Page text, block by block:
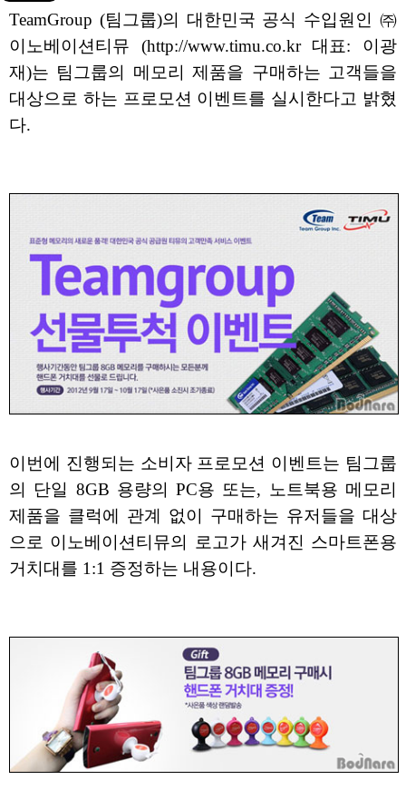
TeamGroup (팀그룹)의 대한민국 공식 수입원인 ㈜
이노베이션티뮤 (http://www.timu.co.kr 대표: 이광
재)는 팀그룹의 메모리 제품을 구매하는 고객들을
대상으로 하는 프로모션 이벤트를 실시한다고 밝혔
다.
이번에 진행되는 소비자 프로모션 이벤트는 팀그룹
의 단일 8GB 용량의 PC용 또는, 노트북용 메모리
제품을 클럭에 관계 없이 구매하는 유저들을 대상
으로 이노베이션티뮤의 로고가 새겨진 스마트폰용
거치대를 1:1 증정하는 내용이다.